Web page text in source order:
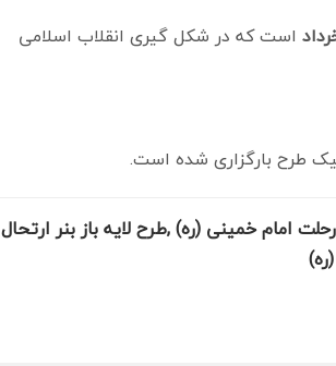
است که در شکل گیری انقلاب اسلامی
نمونه طرح ارتحال امام خمینی (ره) ,تایپوگرافی امام خمینی (ره) ,طرح بنر ارتحال امام خمینی(ره) ,طرح psd رحلت امام خمینی (ره) ,طرح لایه باز بنر ارتحال